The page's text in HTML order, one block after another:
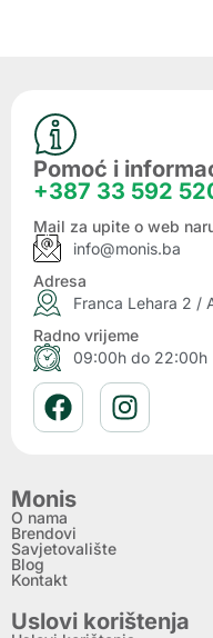
Pomoć i
+387 33 592
Mail za upite o web
info@monis.ba
Adresa
Franca Lehara 2 /
Radno vrijeme
09:00h do 22:00h
Monis
O nama
Brendovi
Savjetovalište
Blog
Kontakt
Uslovi korištenja